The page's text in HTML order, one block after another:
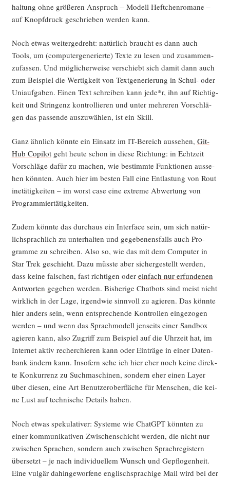
hal­tung ohne grö­ße­ren Anspruch – Modell Heft­chen­ro­ma­ne –
auf Knopf­druck geschrie­ben wer­den kann.
Noch etwas wei­ter­ge­dreht: natür­lich braucht es dann auch
Tools, um (com­pu­ter­ge­nerier­te) Tex­te zu lesen und zusam­men­
zu­fas­sen. Und mög­li­cher­wei­se ver­schiebt sich damit dann auch
zum Bei­spiel die Wer­tig­keit von Text­ge­ne­rie­rung in Schul- oder
Uni­auf­ga­ben. Einen Text schrei­ben kann jede*r, ihn auf Rich­tig­
keit und Strin­genz kon­trol­lie­ren und unter meh­re­ren Vor­schlä­
gen das pas­sen­de aus­zu­wäh­len, ist ein Skill.
Ganz ähn­lich könn­te ein Ein­satz im IT-Bereich aus­se­hen, Git­
Hub Copi­lotgeht heu­te schon in die­se Rich­tung: in Echt­zeit
Vor­schlä­ge dafür zu machen, wie bestimm­te Funk­tio­nen aus­se­
hen könn­ten. Auch hier im bes­ten Fall eine Ent­las­tung von Rou­t
i­ne­tä­tig­kei­ten – im worst case eine extre­me Abwer­tung von
Programmiertätigkeiten.
Zudem könn­te das durch­aus ein Inter­face sein, um sich natür­
lich­sprach­lich zu unter­hal­ten und gege­be­nensfalls auch Pro­
gram­me zu schrei­ben. Also so, wie das mit dem Com­pu­ter in
Star Trek geschieht. Dazu müss­te aber sicher­ge­stellt wer­den,
dass kei­ne fal­schen, fast rich­ti­gen oder ein­fach nur erfun­de­nen
Ant­wor­ten gege­ben wer­den. Bis­he­ri­ge Chat­bots sind meist nicht
wirk­lich in der Lage, irgend­wie sinn­voll zu agie­ren. Das könn­te
hier anders sein, wenn ent­spre­chen­de Kon­trol­len ein­ge­zo­gen
wer­den – und wenn das Sprach­mo­dell jen­seits einer Sand­box
agie­ren kann, also Zugriff zum Bei­spiel auf die Uhr­zeit hat, im
Inter­net aktiv recher­chie­ren kann oder Ein­trä­ge in einer Daten­
bank ändern kann. Inso­fern sehe ich hier eher noch kei­ne direk­
te Kon­kur­renz zu Such­ma­schi­nen, son­dern eher einen Lay­er
über die­sen, eine Art Benut­zer­ober­flä­che für Men­schen, die kei­
ne Lust auf tech­ni­sche Details haben.
Noch etwas spe­ku­la­ti­ver: Sys­te­me wie ChatGPT könn­ten zu
einer kom­mu­ni­ka­ti­ven Zwi­schen­schicht wer­den, die nicht nur
zwi­schen Spra­chen, son­dern auch zwi­schen Sprach­re­gis­tern
über­setzt – je nach indi­vi­du­el­lem Wunsch und Gepflo­gen­heit.
Eine vul­gär dahin­ge­wor­fe­ne eng­lisch­spra­chi­ge Mail wird bei der